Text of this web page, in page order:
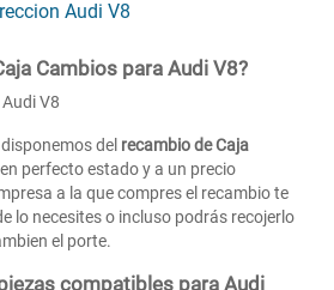
Audi V8
Cambios para Audi V8?
V8
del recambio de Caja
en perfecto estado y a un precio
a la que compres el recambio te
lo necesites o incluso podrás recojerlo
el porte.
compatibles para Audi